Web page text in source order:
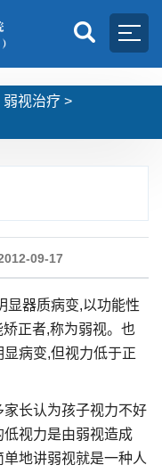
弱视治疗 >
09-17
显器质病变,以功能性
正者,称为弱视。也
病变,但视力低于正
长认为孩子视力不好
视力是由弱视造成
地讲弱视就是一种人